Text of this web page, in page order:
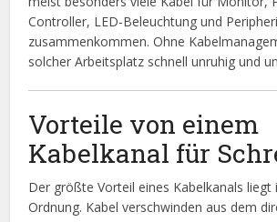
Controller, LED-Beleuchtung und
zusammenkommen. Ohne
solcher Arbeitsplatz schnell unruhig und
Vorteile von einem
Kabelkanal für
Der größte Vorteil eines Kabelkanals liegt
Ordnung. Kabel verschwinden aus dem